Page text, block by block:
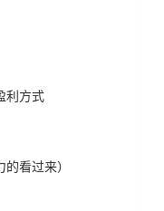
利方式
看过来）